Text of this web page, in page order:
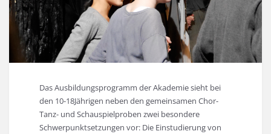
Das Ausbildungsprogramm der Akademie sieht bei
den 10-18Jährigen neben den gemeinsamen Chor-
Tanz- und Schauspielproben zwei besondere
Schwerpunktsetzungen vor: Die Einstudierung von